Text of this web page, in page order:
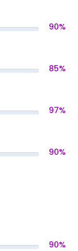
90%
85%
97%
90%
90%